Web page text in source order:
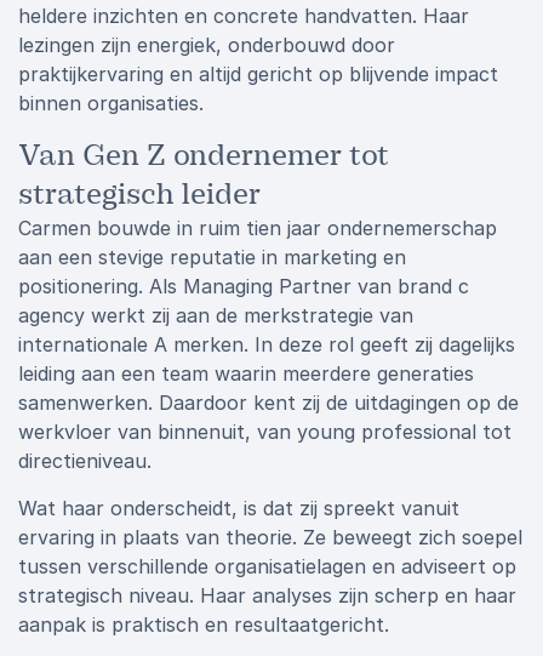
heldere inzichten en concrete handvatten. Haar
lezingen zijn energiek, onderbouwd door
praktijkervaring en altijd gericht op blijvende impact
binnen organisaties.
Van Gen Z ondernemer tot
strategisch leider
Carmen bouwde in ruim tien jaar ondernemerschap
aan een stevige reputatie in marketing en
positionering. Als Managing Partner van brand c
agency werkt zij aan de merkstrategie van
internationale A merken. In deze rol geeft zij dagelijks
leiding aan een team waarin meerdere generaties
samenwerken. Daardoor kent zij de uitdagingen op de
werkvloer van binnenuit, van young professional tot
directieniveau.
Wat haar onderscheidt, is dat zij spreekt vanuit
ervaring in plaats van theorie. Ze beweegt zich soepel
tussen verschillende organisatielagen en adviseert op
strategisch niveau. Haar analyses zijn scherp en haar
aanpak is praktisch en resultaatgericht.